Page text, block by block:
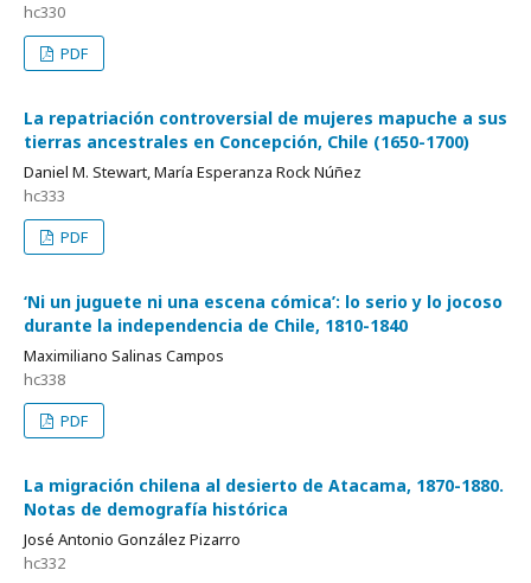
hc330
PDF
La repatriación controversial de mujeres mapuche a sus
tierras ancestrales en Concepción, Chile (1650-1700)
Daniel M. Stewart, María Esperanza Rock Núñez
hc333
PDF
‘Ni un juguete ni una escena cómica’: lo serio y lo jocoso
durante la independencia de Chile, 1810-1840
Maximiliano Salinas Campos
hc338
PDF
La migración chilena al desierto de Atacama, 1870-1880.
Notas de demografía histórica
José Antonio González Pizarro
hc332